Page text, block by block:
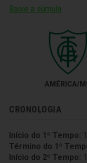
Baixe a súmula
AMÉRICA/
CRONOLOGIA
Início do 1º Tempo:
Término do 1º
Início do 2º Tempo: